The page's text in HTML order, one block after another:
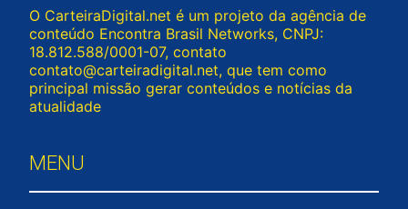
O CarteiraDigital.net é um projeto da agência de
conteúdo Encontra Brasil Networks, CNPJ:
18.812.588/0001-07, contato
contato@carteiradigital.net, que tem como
principal missão gerar conteúdos e notícias da
atualidade
MENU